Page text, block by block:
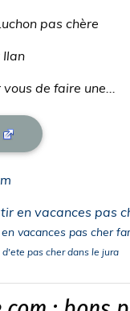
pas chère
de faire une...
en vacances pas
vacances pas cher
d'ete pas cher dans le jura